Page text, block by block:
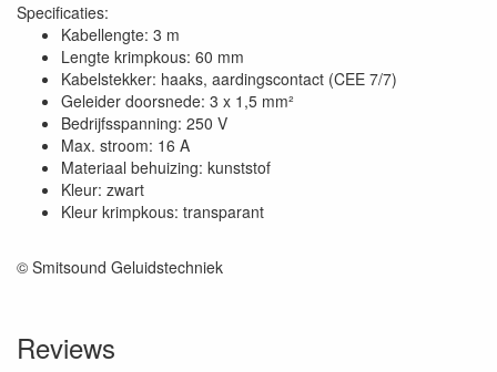
Specificaties:
Kabellengte: 3 m
Lengte krimpkous: 60 mm
Kabelstekker: haaks, aardingscontact (CEE 7/7)
Geleider doorsnede: 3 x 1,5 mm²
Bedrijfsspanning: 250 V
Max. stroom: 16 A
Materiaal behuizing: kunststof
Kleur: zwart
Kleur krimpkous: transparant
© Smitsound Geluidstechniek
Reviews